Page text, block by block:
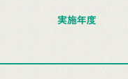
実施年度